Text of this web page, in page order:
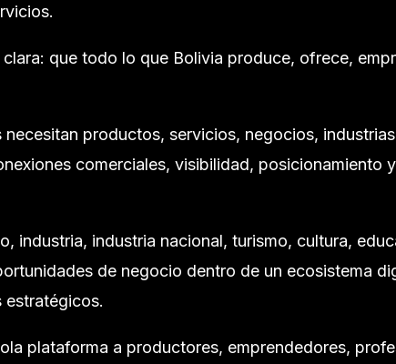
que todo lo que Bolivia produce, ofrece,
productos, servicios, negocios,
comerciales, visibilidad, posicionamiento
industria, industria nacional, turismo, cultura,
de negocio dentro de un ecosistema
estratégicos.
plataforma a productores, emprendedores,